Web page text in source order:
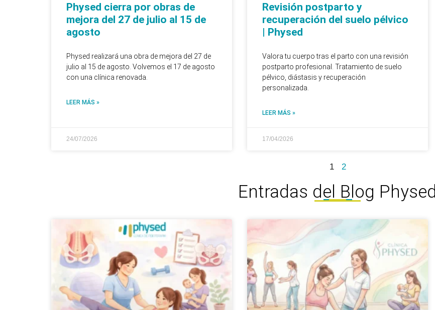
Physed cierra por obras de
mejora del 27 de julio al 15 de
agosto
Physed realizará una obra de mejora del 27 de
julio al 15 de agosto. Volvemos el 17 de agosto
con una clínica renovada.
LEER MÁS »
24/07/2026
Revisión postparto y
recuperación del suelo pélvico
| Physed
Valora tu cuerpo tras el parto con una revisión
postparto profesional. Tratamiento de suelo
pélvico, diástasis y recuperación
personalizada.
LEER MÁS »
17/04/2026
1 2
Entradas del Blog Physed